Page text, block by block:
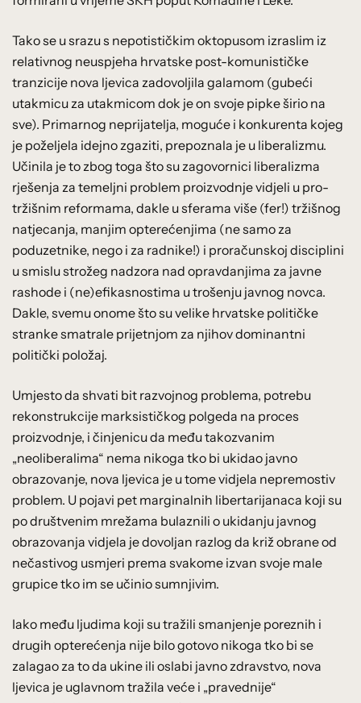
Tako se u srazu s nepotističkim oktopusom izraslim iz
relativnog neuspjeha hrvatske post-komunističke
tranzicije nova ljevica zadovoljila galamom (gubeći
utakmicu za utakmicom dok je on svoje pipke širio na
sve). Primarnog neprijatelja, moguće i konkurenta kojeg
je poželjela idejno zgaziti, prepoznala je u liberalizmu.
Učinila je to zbog toga što su zagovornici liberalizma
rješenja za temeljni problem proizvodnje vidjeli u pro-
tržišnim reformama, dakle u sferama više (fer!) tržišnog
natjecanja, manjim opterećenjima (ne samo za
poduzetnike, nego i za radnike!) i proračunskoj disciplini
u smislu strožeg nadzora nad opravdanjima za javne
rashode i (ne)efikasnostima u trošenju javnog novca.
Dakle, svemu onome što su velike hrvatske političke
stranke smatrale prijetnjom za njihov dominantni
politički položaj.
Umjesto da shvati bit razvojnog problema, potrebu
rekonstrukcije marksističkog polgeda na proces
proizvodnje, i činjenicu da među takozvanim
„neoliberalima“ nema nikoga tko bi ukidao javno
obrazovanje, nova ljevica je u tome vidjela nepremostiv
problem. U pojavi pet marginalnih libertarijanaca koji su
po društvenim mrežama bulaznili o ukidanju javnog
obrazovanja vidjela je dovoljan razlog da križ obrane od
nečastivog usmjeri prema svakome izvan svoje male
grupice tko im se učinio sumnjivim.
Iako među ljudima koji su tražili smanjenje poreznih i
drugih opterećenja nije bilo gotovo nikoga tko bi se
zalagao za to da ukine ili oslabi javno zdravstvo, nova
ljevica je uglavnom tražila veće i „pravednije“